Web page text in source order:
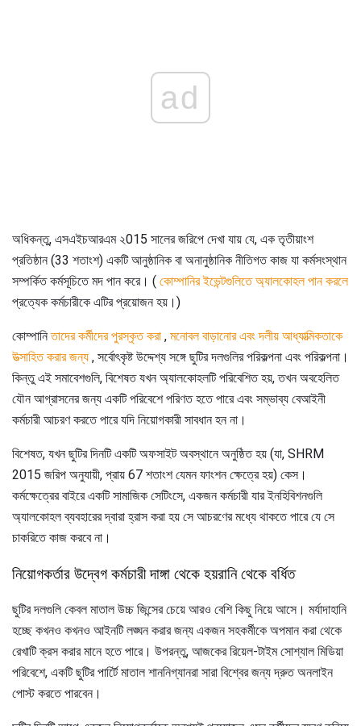
ad
অধিকন্তু, এসএইচআরএম ২015 সালের জরিপে দেখা যায় যে, এক তৃতীয়াংশ
প্রতিষ্ঠান (33 শতাংশ) একটি আনুষ্ঠানিক বা অনানুষ্ঠানিক নীতিগত কাজ যা কর্মসংস্থান
সম্পর্কিত কর্মসূচিতে মদ পান করে। ( কোম্পানির ইভেন্টগুলিতে অ্যালকোহল পান করলে
প্রত্যেক কর্মচারীকে এটির প্রয়োজন হয়।)
কোম্পানিতাদের কর্মীদের পুরস্কৃত করা , মনোবল বাড়ানোর এবং দলীয় আধ্যাত্মিকতাকে
উত্সাহিত করার জন্য , সর্বোৎকৃষ্ট উদ্দেশ্য সঙ্গে ছুটির দলগুলির পরিকল্পনা এবং পরিকল্পনা।
কিন্তু এই সমাবেশগুলি, বিশেষত যখন অ্যালকোহলটি পরিবেশিত হয়, তখন অবহেলিত
যৌন আগ্রাসনের জন্য একটি পরিবেশে পরিণত হতে পারে এবং সম্ভাব্য বেআইনী
কর্মচারী আচরণ করতে পারে যদি নিয়োগকারী সাবধান হন না।
বিশেষত, যখন ছুটির দিনটি একটি অফসাইট অবস্থানে অনুষ্ঠিত হয় (যা, SHRM
2015 জরিপ অনুযায়ী, প্রায় 67 শতাংশ যেমন ফাংশন ক্ষেত্রে হয়) কেস।
কর্মক্ষেত্রের বাইরে একটি সামাজিক সেটিংসে, একজন কর্মচারী যার ইনহিবিশনগুলি
অ্যালকোহল ব্যবহারের দ্বারা হ্রাস করা হয় সে আচরণের মধ্যে থাকতে পারে যে সে
চাকরিতে কাজ করবে না।
নিয়োগকর্তার উদ্বেগ কর্মচারী দাঙ্গা থেকে হয়রানি থেকে বর্ধিত
ছুটির দলগুলি কেবল মাতাল উচ্চ জিন্সের চেয়ে আরও বেশি কিছু নিয়ে আসে। মর্যাদাহানি
হচ্ছে কখনও কখনও আইনটি লঙ্ঘন করার জন্য একজন সহকর্মীকে অপমান করা থেকে
রেখাটি ক্রস করার মানে হতে পারে। উপরন্তু, আজকের রিয়েল-টাইম সোশ্যাল মিডিয়া
পরিবেশে, একটি ছুটির পার্টিে মাতাল শাননিগ্যানরা সারা বিশ্বের জন্য দ্রুত অনলাইন
পোস্ট করতে পারবেন।